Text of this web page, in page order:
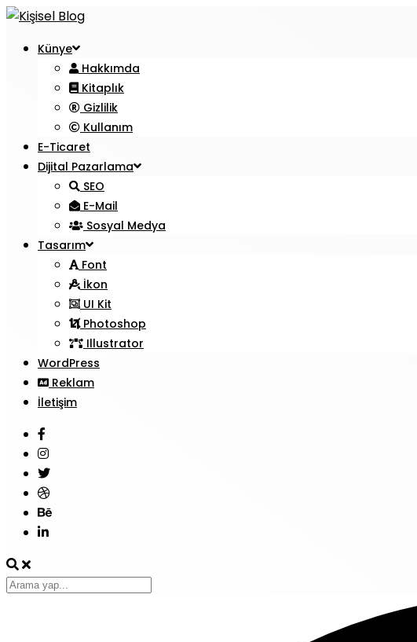
Künye
Hakkımda
Kitaplık
Gizlilik
Kullanım
E-Ticaret
Dijital Pazarlama
SEO
E-Mail
Sosyal Medya
Tasarım
Font
İkon
UI Kit
Photoshop
Illustrator
WordPress
Reklam
İletişim